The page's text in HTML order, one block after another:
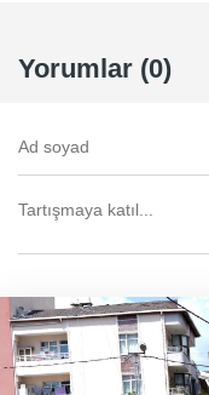
Yorumlar (0)